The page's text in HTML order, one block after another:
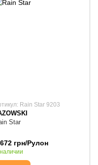
Rain Star 9203
Star
грн/Рулон